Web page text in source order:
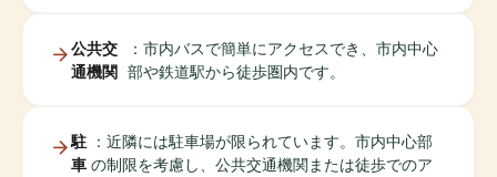
公共交
通機関
：市内バスで簡単にアクセスでき、市内中心
部や鉄道駅から徒歩圏内です。
駐
車
：近隣には駐車場が限られています。市内中心部
の制限を考慮し、公共交通機関または徒歩でのア